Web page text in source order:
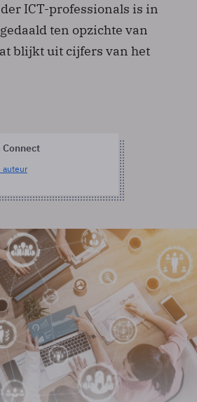
ICT-professionals is in
ten opzichte van
blijkt uit cijfers van het
Connect
auteur